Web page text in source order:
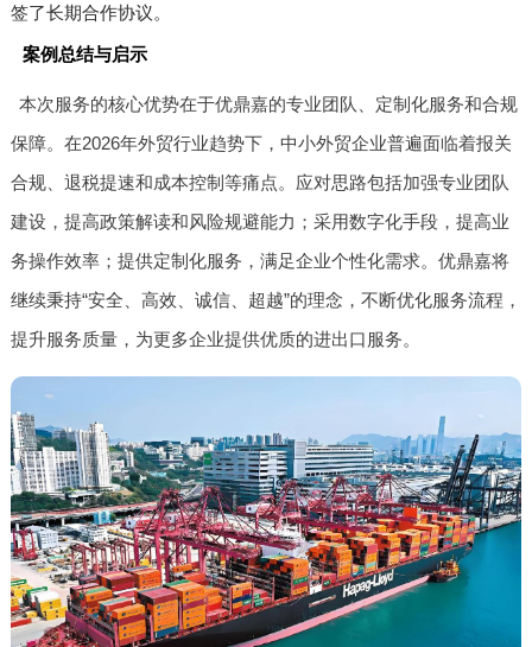
签了长期合作协议。
案例总结与启示
本次服务的核心优势在于优鼎嘉的专业团队、定制化服务和合规
保障。在2026年外贸行业趋势下，中小外贸企业普遍面临着报关
合规、退税提速和成本控制等痛点。应对思路包括加强专业团队
建设，提高政策解读和风险规避能力；采用数字化手段，提高业
务操作效率；提供定制化服务，满足企业个性化需求。优鼎嘉将
继续秉持“安全、高效、诚信、超越”的理念，不断优化服务流程，
提升服务质量，为更多企业提供优质的进出口服务。